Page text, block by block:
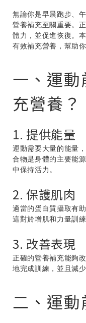
無論你是早晨跑步、
營養補充至關重要。
體力，並促進恢復。
有效補充營養，幫助
一、運
充營養？
1. 提供能量
運動需要大量的能量
合物是身體的主要能
中保持活力。
2. 保護肌肉
適當的蛋白質攝取有
這對於增肌和力量訓練
3. 改善表現
正確的營養補充能夠
地完成訓練，並且減少
二、運